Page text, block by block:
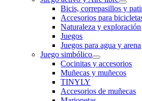
Bicis, correpasillos y
Accesorios para
Naturaleza y exploración
Juegos
Juegos para agua y arena
Juego simbólico
Cocinitas y accesorios
Muñecas y muñecos
TINYLY
Accesorios de muñecas